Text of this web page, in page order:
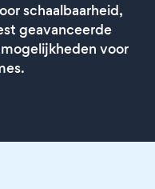
schaalbaarheid,
geavanceerde
voor